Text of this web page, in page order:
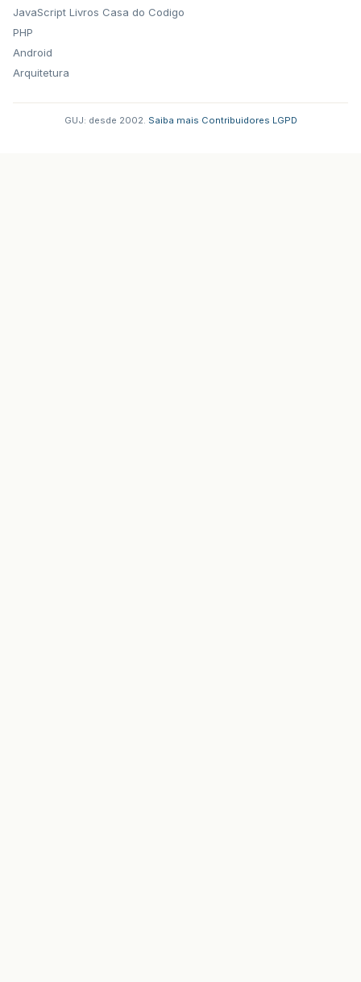
JavaScript
PHP
Android
Arquitetura
Livros Casa do Codigo
GUJ: desde 2002. Saiba mais Contribuidores LGPD